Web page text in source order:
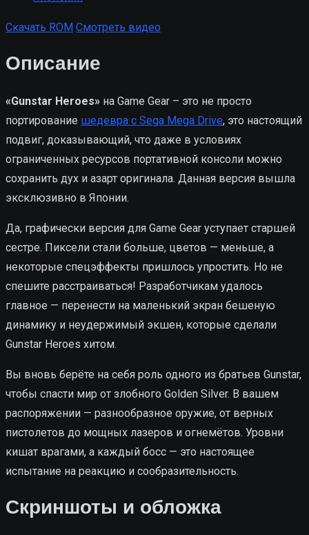
Скачать ROM Смотреть видео
Описание
«Gunstar Heroes» на Game Gear – это не просто
портирование шедевра с Sega Mega Drive, это настоящий
подвиг, доказывающий, что даже в условиях
ограниченных ресурсов портативной консоли можно
сохранить дух и азарт оригинала. Данная версия вышла
эксклюзивно в Японии.
Да, графически версия для Game Gear уступает старшей
сестре. Пиксели стали больше, цветов — меньше, а
некоторые спецэффекты пришлось упростить. Но не
спешите расстраиваться! Разработчикам удалось
главное — перенести на маленький экран бешеную
динамику и неудержимый экшен, которые сделали
Gunstar Heroes хитом.
Вы вновь берёте на себя роль одного из братьев Gunstar,
чтобы спасти мир от злобного Golden Silver. В вашем
распоряжении — разнообразное оружие, от верных
пистолетов до мощных лазеров и огнемётов. Уровни
кишат врагами, а каждый босс — это настоящее
испытание на реакцию и сообразительность.
Скриншоты и обложка